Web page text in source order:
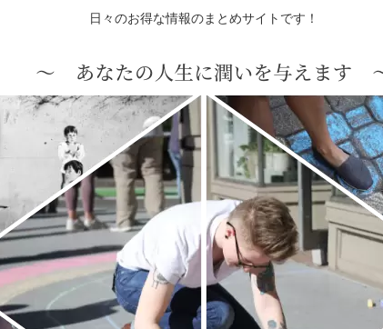
日々のお得な情報のまとめサイトです！